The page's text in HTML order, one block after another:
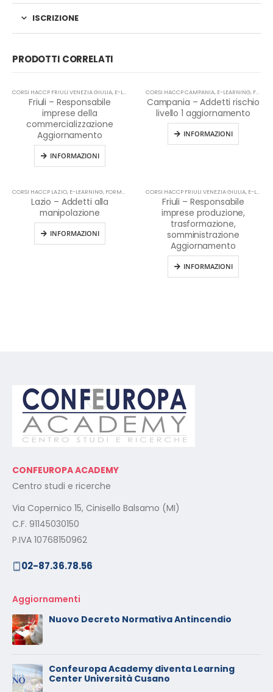
ISCRIZIONE
PRODOTTI CORRELATI
CORSI HACCP FRIULI VENEZIA GIULIA, E-LEARNING ,HACCP
Friuli – Responsabile
imprese della
commercializzazione
Aggiornamento
INFORMAZIONI
CORSI HACCP CAMPANIA, E-LEARNING, FORMAZIONE HACCP IN LINGUA ITALIANA
Campania – Addetti rischio
livello 1 aggiornamento
INFORMAZIONI
CORSI HACCP LAZIO, E-LEARNING, FORMAZIONE HACCP IN LINGUA ITALIANA ,HACCP
Lazio – Addetti alla
manipolazione
INFORMAZIONI
CORSI HACCP FRIULI VENEZIA GIULIA, E-LEARNING
Friuli – Responsabile
imprese produzione,
trasformazione,
somministrazione
Aggiornamento
INFORMAZIONI
CONFEUROPA ACADEMY
Centro studi e ricerche
Via Copernico 15, Cinisello Balsamo (MI)
C.F. 91145030150
P.IVA 10768150962
02-87.36.78.56
Aggiornamenti
Nuovo Decreto Normativa Antincendio
Confeuropa Academy diventa Learning
Center Università Cusano